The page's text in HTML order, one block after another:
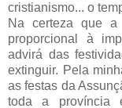
cristianismo... o
Na certeza que a
proporcional à
advirá das
extinguir. Pela
as festas da
toda a província